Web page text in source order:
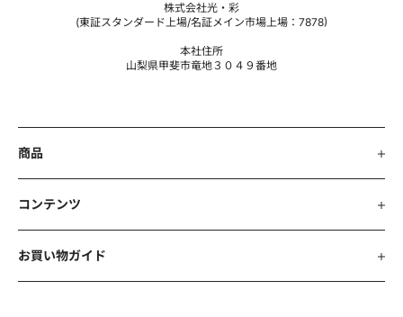
株式会社光・彩
(東証スタンダード上場/名証メイン市場上場：7878)
本社住所
山梨県甲斐市竜地３０４９番地
商品
コンテンツ
お買い物ガイド